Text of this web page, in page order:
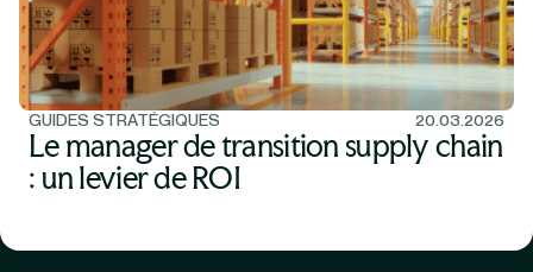
GUIDES STRATÉGIQUES 20.03.2026
Le manager de transition supply chain
: un levier de ROI